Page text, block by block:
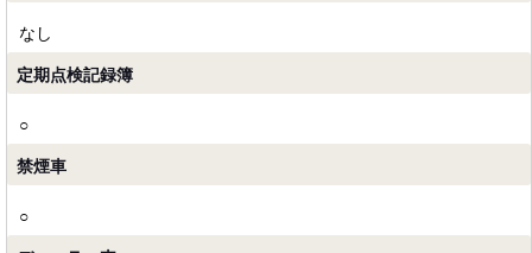
なし
定期点検記録簿
○
禁煙車
○